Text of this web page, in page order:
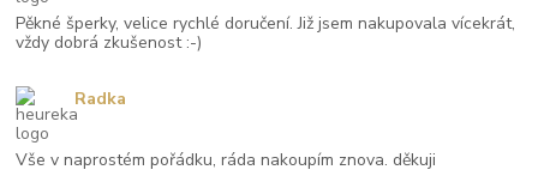
Pěkné šperky, velice rychlé doručení. Již jsem nakupovala vícekrát,
vždy dobrá zkušenost :-)
Vše v naprostém pořádku, ráda nakoupím znova. děkuji
Radka